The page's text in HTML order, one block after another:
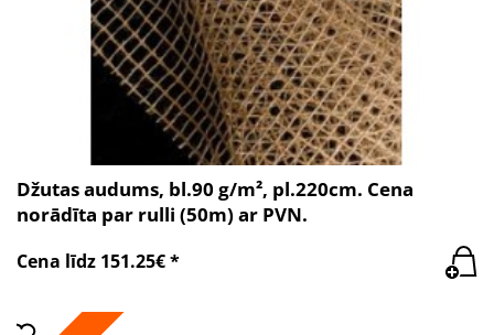
Džutas audums, bl.90 g/m², pl.220cm. Cena
norādīta par rulli (50m) ar PVN.
Cena līdz 151.25€ *